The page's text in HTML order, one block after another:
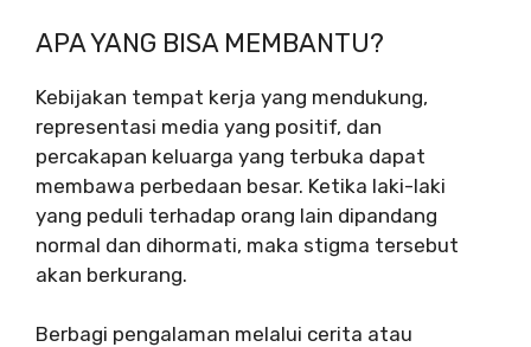
APA YANG BISA MEMBANTU?
Kebijakan tempat kerja yang mendukung,
representasi media yang positif, dan
percakapan keluarga yang terbuka dapat
membawa perbedaan besar. Ketika laki-laki
yang peduli terhadap orang lain dipandang
normal dan dihormati, maka stigma tersebut
akan berkurang.
Berbagi pengalaman melalui cerita atau